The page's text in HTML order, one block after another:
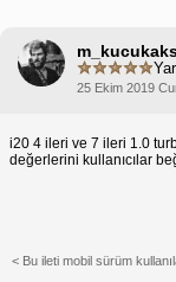
25 Ekim 2019
i20 4 ileri ve 7 ileri 1.0
değerlerini kullanıcılar
< Bu ileti mobil sürüm